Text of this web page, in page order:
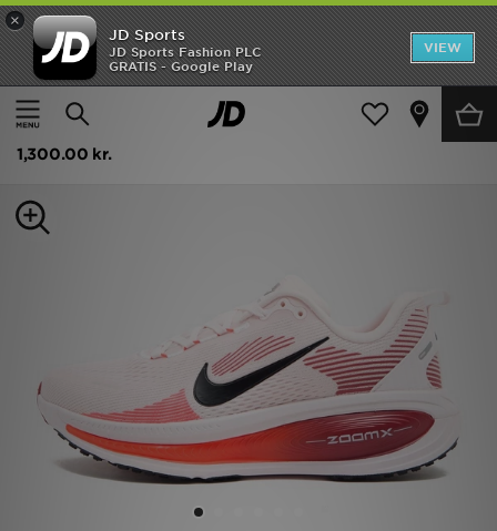
×
JD Sports
JD Sports Fashion PLC
GRATIS - Google Play
VIEW
Hjem
Damer Damesko Trainers
Nike Vomero 18 Women's
1,300.00 kr.
Hjem
Udsalg
Damer
Brands
Fodbold